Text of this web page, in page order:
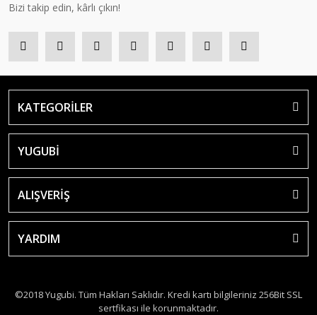
Bizi takip edin, kârlı çıkın!
KATEGORİLER
YUGUBİ
ALIŞVERİŞ
YARDIM
©2018 Yugubi. Tüm Hakları Saklıdır. Kredi kartı bilgileriniz 256Bit SSL
sertfikası ile korunmaktadır.